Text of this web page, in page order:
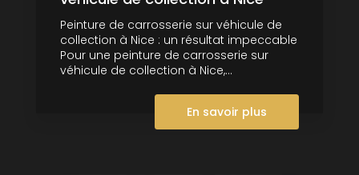
Peinture de carrosserie sur véhicule de
collection à Nice : un résultat impeccable
Pour une peinture de carrosserie sur
véhicule de collection à Nice,...
En savoir plus